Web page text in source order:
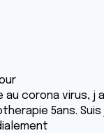
au corona virus, j
5ans.